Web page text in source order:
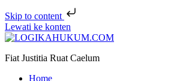
Skip to content
Lewati ke konten
Fiat Justitia Ruat Caelum
Home